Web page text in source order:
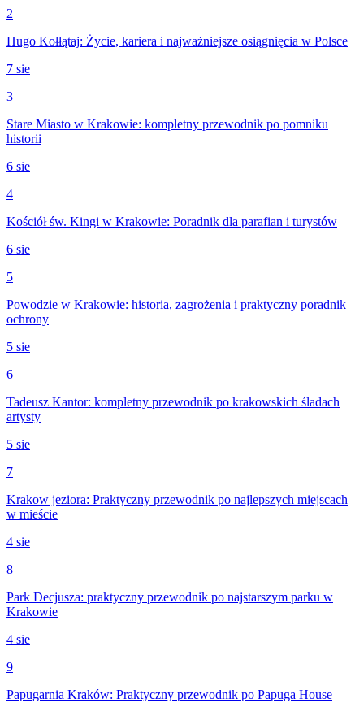
2
Hugo Kołłątaj: Życie, kariera i najważniejsze osiągnięcia w Polsce
7 sie
3
Stare Miasto w Krakowie: kompletny przewodnik po pomniku
historii
6 sie
4
Kościół św. Kingi w Krakowie: Poradnik dla parafian i turystów
6 sie
5
Powodzie w Krakowie: historia, zagrożenia i praktyczny poradnik
ochrony
5 sie
6
Tadeusz Kantor: kompletny przewodnik po krakowskich śladach
artysty
5 sie
7
Krakow jeziora: Praktyczny przewodnik po najlepszych miejscach
w mieście
4 sie
8
Park Decjusza: praktyczny przewodnik po najstarszym parku w
Krakowie
4 sie
9
Papugarnia Kraków: Praktyczny przewodnik po Papuga House